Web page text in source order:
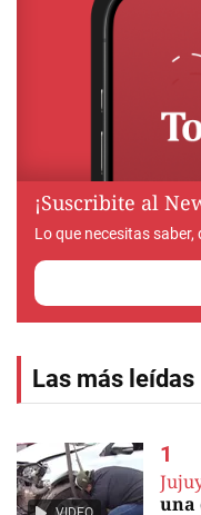
¡Suscribite al
Lo que necesitas
Las más leídas
una